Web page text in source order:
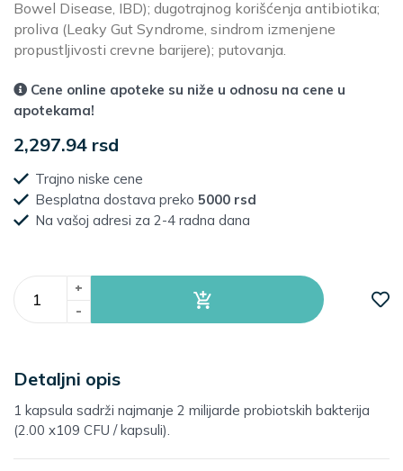
Bowel Disease, IBD); dugotrajnog korišćenja antibiotika;
proliva (Leaky Gut Syndrome, sindrom izmenjene
propustljivosti crevne barijere); putovanja.
Cene online apoteke su niže u odnosu na cene u
apotekama!
2,297.94 rsd
Trajno niske cene
Besplatna dostava preko 5000 rsd
Na vašoj adresi za 2-4 radna dana
+
-
Detaljni opis
1 kapsula sadrži najmanje 2 milijarde probiotskih bakterija
(2.00 x109 CFU / kapsuli).